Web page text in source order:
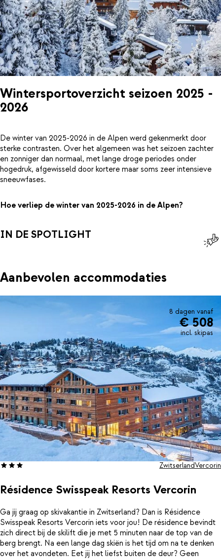
Wintersportoverzicht seizoen 2025 -
2026
De winter van 2025-2026 in de Alpen werd gekenmerkt door
sterke contrasten. Over het algemeen was het seizoen zachter
en zonniger dan normaal, met lange droge periodes onder
hogedruk, afgewisseld door kortere maar soms zeer intensieve
sneeuwfases.
Hoe verliep de winter van 2025-2026 in de Alpen?
IN DE SPOTLIGHT
Aanbevolen accommodaties
8 dagen vanaf
€ 508
incl. skipas
Résidence Swisspeak Resorts Vercorin
ZwitserlandVercorin
Ga jij graag op skivakantie in Zwitserland? Dan is Résidence
Swisspeak Resorts Vercorin iets voor jou! De résidence bevindt
zich direct bij de skilift die je met 5 minuten naar de top van de
berg brengt. Na een lange dag skiën is het tijd om na te denken
over het avondeten. Eet jij het liefst buiten de deur? Geen